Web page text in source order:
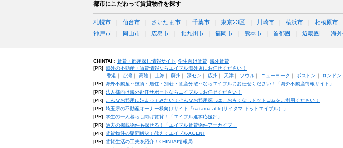
都市にこだわって賃貸物件を探す
札幌市 仙台市 さいたま市 千葉市 東京23区 川崎市 横浜市 相模原市
神戸市
岡山市 広島市 北九州市 福岡市 熊本市 首都圏 近畿圏 海外
CHINTAI： 賃貸・部屋探し情報サイト 学生向け賃貸 海外賃貸
[PR] 海外の不動産・賃貸情報ならエイブル海外店にお任せください！
香港｜ 台湾｜ 高雄｜ 上海｜ 蘇州 ｜ 深セン ｜ 広州 ｜ 天津｜ ソウル｜ ニューヨーク ｜ ボストン ｜ ロンドン
[PR] 海外不動産～投資・居住・別荘・資産分散～ならエイブルにお任せください！「海外不動産情報サイト」
[PR] 法人様向け海外赴任サポートならエイブルにお任せください！
[PR]
こんなお部屋に泊まってみたい！そんなお部屋探しは、おもてなしドットコムをご利用ください！
[PR] 埼玉県の不動産オーナー様向けサイト「saitama.able(サイタマ ドットエイブル）」
[PR] 学生の一人暮らし向け賃貸！「エイブル進学応援部」
[PR] 過去の掲載物件も探せる！「エイブル賃貸物件アーカイブ」
[PR] 賃貸物件の疑問解決！教えてエイブルAGENT
[PR] 賃貸生活の工夫を紹介！CHINTAI情報局